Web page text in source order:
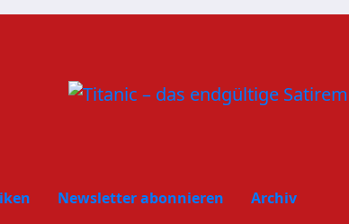
Newsletter abonnieren Archiv